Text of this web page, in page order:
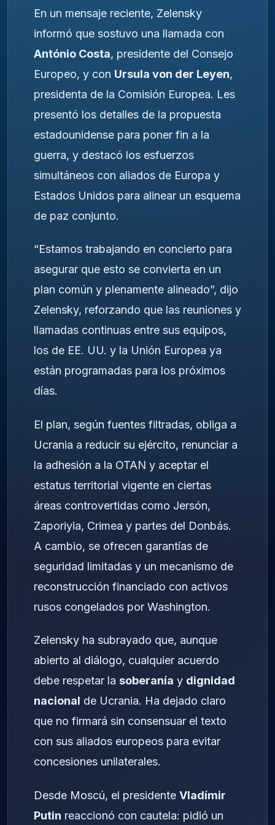
En un mensaje reciente, Zelensky
informó que sostuvo una llamada con
António Costa, presidente del Consejo
Europeo, y con Ursula von der Leyen,
presidenta de la Comisión Europea. Les
presentó los detalles de la propuesta
estadounidense para poner fin a la
guerra, y destacó los esfuerzos
simultáneos con aliados de Europa y
Estados Unidos para alinear un esquema
de paz conjunto.
“Estamos trabajando en concierto para
asegurar que esto se convierta en un
plan común y plenamente alineado”, dijo
Zelensky, reforzando que las reuniones y
llamadas continuas entre sus equipos,
los de EE. UU. y la Unión Europea ya
están programadas para los próximos
días.
El plan, según fuentes filtradas, obliga a
Ucrania a reducir su ejército, renunciar a
la adhesión a la OTAN y aceptar el
estatus territorial vigente en ciertas
áreas controvertidas como Jersón,
Zaporiyia, Crimea y partes del Donbás.
A cambio, se ofrecen garantías de
seguridad limitadas y un mecanismo de
reconstrucción financiado con activos
rusos congelados por Washington.
Zelensky ha subrayado que, aunque
abierto al diálogo, cualquier acuerdo
debe respetar la soberanía y dignidad
nacional de Ucrania. Ha dejado claro
que no firmará sin consensuar el texto
con sus aliados europeos para evitar
concesiones unilaterales.
Desde Moscú, el presidente Vladímir
Putin reaccionó con cautela: pidió un